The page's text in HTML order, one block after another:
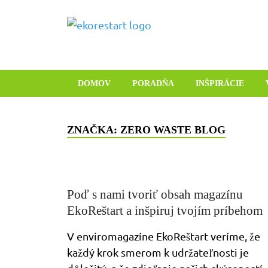
DOMOV PORADŇA INŠPIRÁCIE
ZNAČKA: ZERO WASTE BLOG
Poď s nami tvoriť obsah magazínu
EkoReštart a inšpiruj tvojím príbehom
V enviromagazíne EkoReštart veríme, že
každý krok smerom k udržateľnosti je